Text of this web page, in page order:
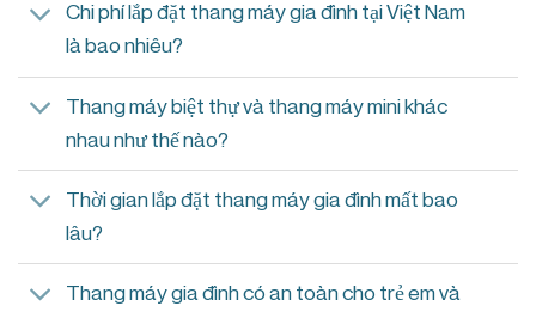
Chi phí lắp đặt thang máy gia đình tại Việt Nam
là bao nhiêu?
Thang máy biệt thự và thang máy mini khác
nhau như thế nào?
Thời gian lắp đặt thang máy gia đình mất bao
lâu?
Thang máy gia đình có an toàn cho trẻ em và